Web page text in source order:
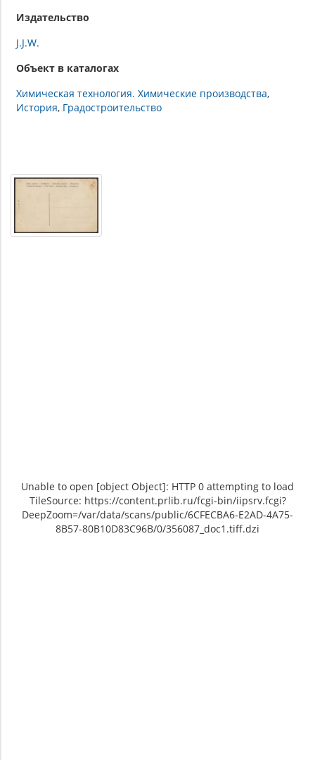
Издательство
J.J.W.
Объект в каталогах
Химическая технология. Химические производства
История Градостроительство
Unable to open [object Object]: HTTP 0 attempting to load
TileSource: https://content.prlib.ru/fcgi-bin/iipsrv.fcgi?
DeepZoom=/var/data/scans/public/6CFECBA6-E2AD-4A75-
8B57-80B10D83C96B/0/356087_doc1.tiff.dzi